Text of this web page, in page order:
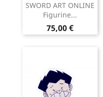
SWORD ART ONLINE
Figurine...
Prix
75,00 €